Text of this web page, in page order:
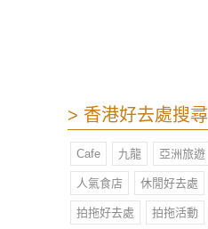
> 香港好去處搜尋
Cafe 九龍 亞洲旅遊
人氣食店 休閒好去處
拍拖好去處 拍拖活動